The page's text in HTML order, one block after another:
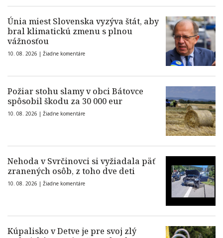
Únia miest Slovenska vyzýva štát, aby
bral klimatickú zmenu s plnou
vážnosťou
10. 08. 2026 | Žiadne komentáre
Požiar stohu slamy v obci Bátovce
spôsobil škodu za 30 000 eur
10. 08. 2026 | Žiadne komentáre
Nehoda v Svrčinovci si vyžiadala päť
zranených osôb, z toho dve deti
10. 08. 2026 | Žiadne komentáre
Kúpalisko v Detve je pre svoj zlý